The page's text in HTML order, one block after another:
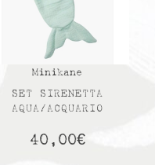
Minikane
SET SIRENETTA
AQUA/ACQUARIO
40,00€